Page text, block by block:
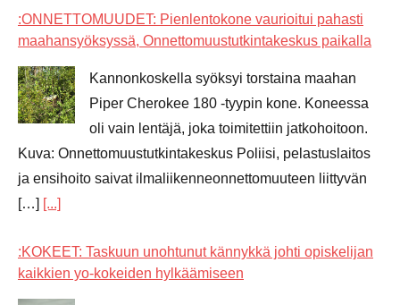
:ONNETTOMUUDET: Pienlentokone vaurioitui pahasti
maahansyöksyssä, Onnettomuustutkintakeskus paikalla
Kannonkoskella syöksyi torstaina maahan
Piper Cherokee 180 -tyypin kone. Koneessa
oli vain lentäjä, joka toimitettiin jatkohoitoon.
Kuva: Onnettomuustutkintakeskus Poliisi, pelastuslaitos
ja ensihoito saivat ilmaliikenneonnettomuuteen liittyvän
[…] [...]
:KOKEET: Taskuun unohtunut kännykkä johti opiskelijan
kaikkien yo-kokeiden hylkäämiseen